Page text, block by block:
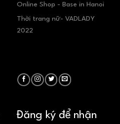
Online Shop - Base in Hanoi
Thời trang nữ- VADLADY
2022
Đăng ký để nhận